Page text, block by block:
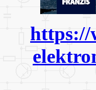
https://